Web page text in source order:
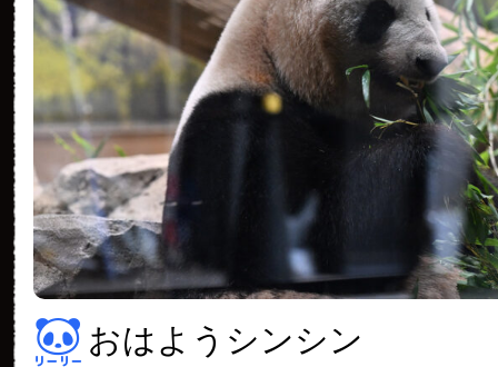
おはようシンシン